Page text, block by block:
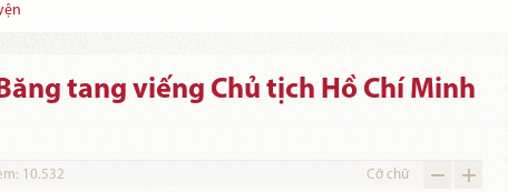
tang viếng Chủ tịch Hồ Chí Minh
10.532 Cỡ chữ